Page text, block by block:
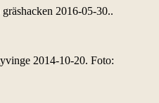
2016-05-30..
2014-10-20. Foto: